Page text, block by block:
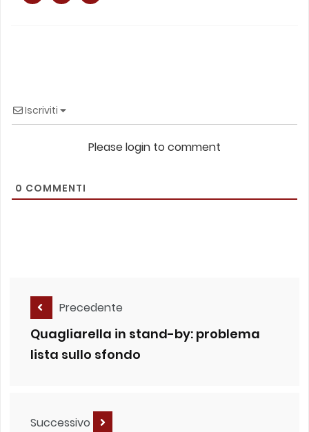
Iscriviti
Please login to comment
0 COMMENTI
Precedente
Quagliarella in stand-by: problema
lista sullo sfondo
Successivo